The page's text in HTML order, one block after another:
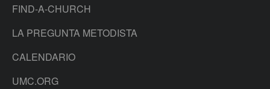
FIND-A-CHURCH
LA PREGUNTA METODISTA
CALENDARIO
UMC.ORG